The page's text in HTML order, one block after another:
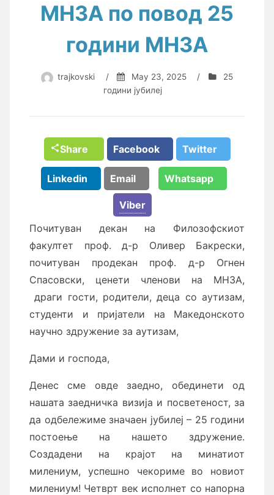
МНЗА по повод 25
години МНЗА
trajkovski / May 23, 2025 /
25
години јубилеј
Share Facebook Twitter
Linkedin Email Whatsapp
Viber
Почитуван декан на Филозофскиот
факултет проф. д-р Оливер Бакрески,
почитуван продекан проф. д-р Огнен
Спасовски, ценети членови на МНЗА,
драги гости, родители, деца со аутизам,
студенти и пријатели на Македонското
научно здружение за аутизам,
Дами и господа,
Денес сме овде заедно, обединети од
нашата заедничка визија и посветеност, за
да одбележиме значаен јубилеј – 25 години
постоење на нашето здружение.
Создадени на крајот на минатиот
милениум, успешно чекориме во новиот
милениум! Четврт век исполнет со напорна